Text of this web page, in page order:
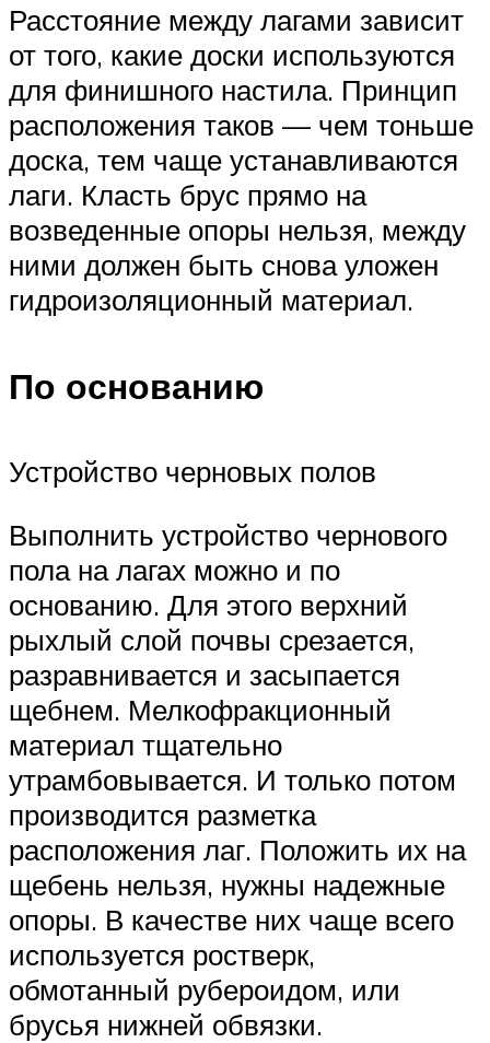
Расстояние между лагами зависит
от того, какие доски используются
для финишного настила. Принцип
расположения таков — чем тоньше
доска, тем чаще устанавливаются
лаги. Класть брус прямо на
возведенные опоры нельзя, между
ними должен быть снова уложен
гидроизоляционный материал.
По основанию
Устройство черновых полов
Выполнить устройство чернового
пола на лагах можно и по
основанию. Для этого верхний
рыхлый слой почвы срезается,
разравнивается и засыпается
щебнем. Мелкофракционный
материал тщательно
утрамбовывается. И только потом
производится разметка
расположения лаг. Положить их на
щебень нельзя, нужны надежные
опоры. В качестве них чаще всего
используется ростверк,
обмотанный рубероидом, или
брусья нижней обвязки.